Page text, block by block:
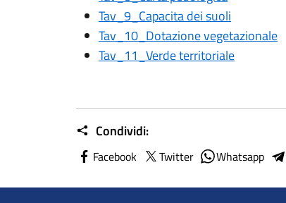
Tav_9_Capacita dei suoli
Tav_10_Dotazione vegetazionale
Tav_11_Verde territoriale
Condividi:
Facebook Twitter Whatsapp